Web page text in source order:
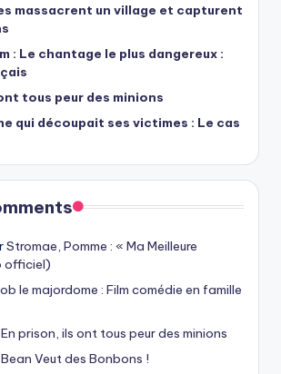
massacrent un village et capturent
: Le chantage le plus dangereux :
tous peur des minions
qui découpait ses victimes : Le cas
Stromae, Pomme : « Ma Meilleure
officiel)
le majordome : Film comédie en famille
En prison, ils ont tous peur des minions
Veut des Bonbons !